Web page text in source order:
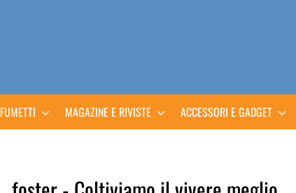
FUMETTI MAGAZINE E RIVISTE ACCESSORI E GADGET